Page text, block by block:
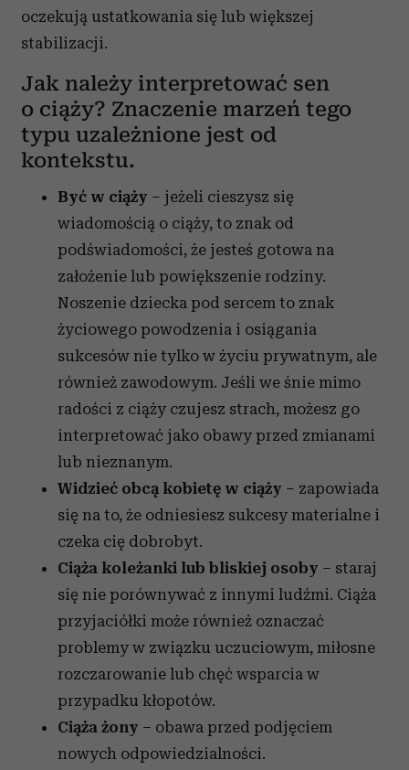
oczekują ustatkowania się lub większej
stabilizacji.
Jak należy interpretować sen
o ciąży? Znaczenie marzeń tego
typu uzależnione jest od
kontekstu.
Być w ciąży – jeżeli cieszysz się
wiadomością o ciąży, to znak od
podświadomości, że jesteś gotowa na
założenie lub powiększenie rodziny.
Noszenie dziecka pod sercem to znak
życiowego powodzenia i osiągania
sukcesów nie tylko w życiu prywatnym, ale
również zawodowym. Jeśli we śnie mimo
radości z ciąży czujesz strach, możesz go
interpretować jako obawy przed zmianami
lub nieznanym.
Widzieć obcą kobietę w ciąży – zapowiada
się na to, że odniesiesz sukcesy materialne i
czeka cię dobrobyt.
Ciąża koleżanki lub bliskiej osoby – staraj
się nie porównywać z innymi ludźmi. Ciąża
przyjaciółki może również oznaczać
problemy w związku uczuciowym, miłosne
rozczarowanie lub chęć wsparcia w
przypadku kłopotów.
Ciąża żony – obawa przed podjęciem
nowych odpowiedzialności.